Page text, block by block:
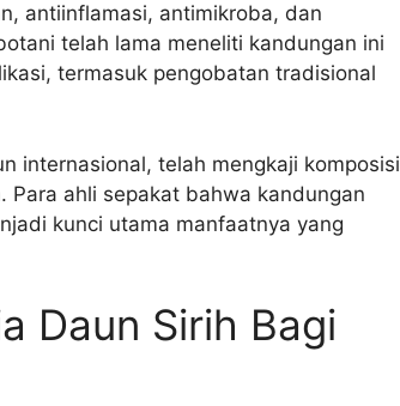
antiinflamasi, antimikroba, dan
telah lama meneliti kandungan ini
termasuk pengobatan tradisional
internasional, telah mengkaji komposisi
ahli sepakat bahwa kandungan
kunci utama manfaatnya yang
Daun Sirih Bagi